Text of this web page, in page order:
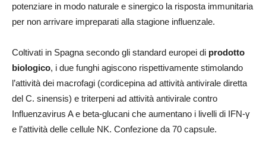
potenziare in modo naturale e sinergico la risposta immunitaria
per non arrivare impreparati alla stagione influenzale.
Coltivati in Spagna secondo gli standard europei di prodotto
biologico, i due funghi agiscono rispettivamente stimolando
l’attività dei macrofagi (cordicepina ad attività antivirale diretta
del C. sinensis) e triterpeni ad attività antivirale contro
Influenzavirus A e beta-glucani che aumentano i livelli di IFN-γ
e l’attività delle cellule NK. Confezione da 70 capsule.